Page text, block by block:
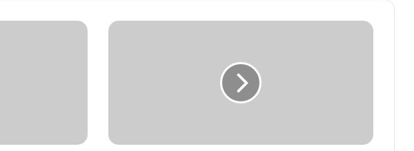
ا
ل
س
ر